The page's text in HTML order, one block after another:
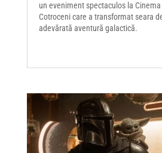
un eveniment spectaculos la Cinema
Cotroceni care a transformat seara
adevărată aventură galactică.